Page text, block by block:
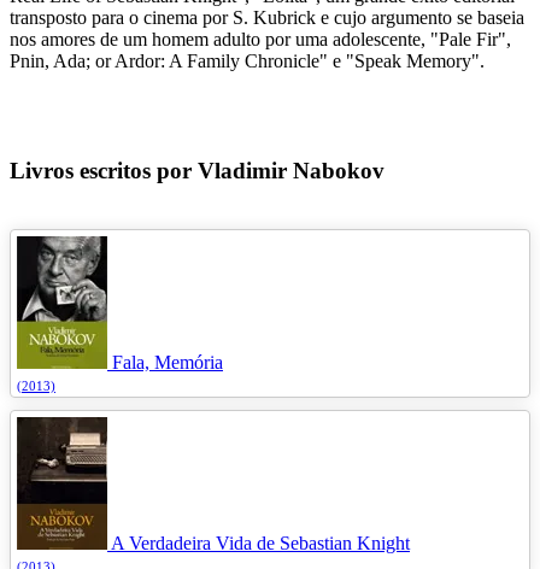
transposto para o cinema por S. Kubrick e cujo argumento se baseia
nos amores de um homem adulto por uma adolescente, "Pale Fir",
Pnin, Ada; or Ardor: A Family Chronicle" e "Speak Memory".
Livros escritos por Vladimir Nabokov
Fala, Memória
(2013)
A Verdadeira Vida de Sebastian Knight